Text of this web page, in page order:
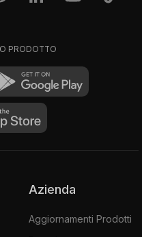
PRODOTTO
Azienda
Aggiornamenti Prodotti